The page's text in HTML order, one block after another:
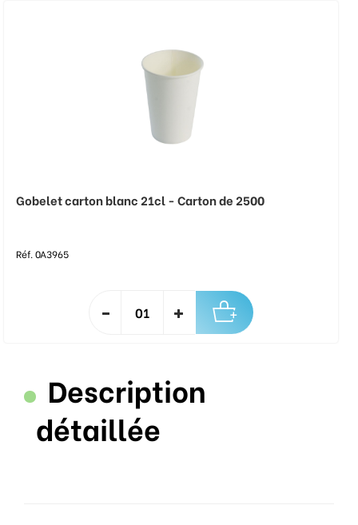
Gobelet carton blanc 21cl - Carton de 2500
Réf. 0A3965
Description
détaillée